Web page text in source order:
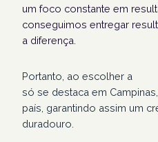
um foco constante em
conseguimos entregar
a diferença.
Portanto, ao escolher a
só se destaca em
país, garantindo assim um
duradouro.